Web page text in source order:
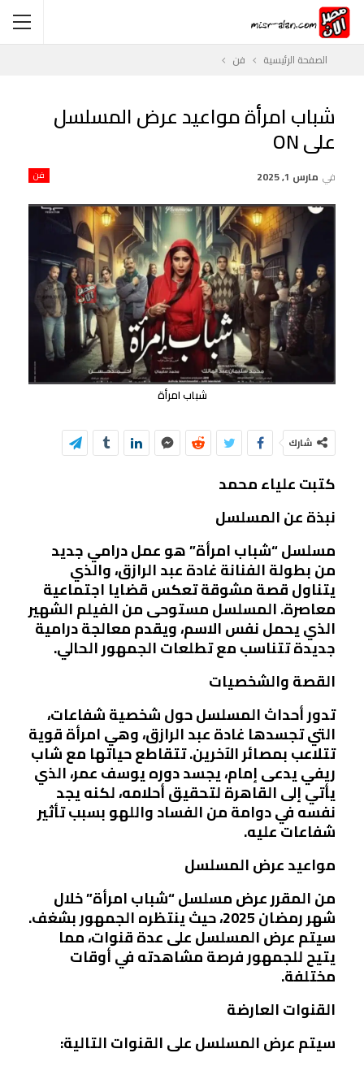
الصفحة الرئيسية فن
شباب امرأة مواعيد عرض المسلسل
على ON
فن في مارس 1, 2025
شباب امرأة
شارك
كتبت علياء محمد
نبذة عن المسلسل
مسلسل “شباب امرأة” هو عمل درامي جديد
من بطولة الفنانة غادة عبد الرازق، والذي
يتناول قصة مشوقة تعكس قضايا اجتماعية
معاصرة. المسلسل مستوحى من الفيلم الشهير
الذي يحمل نفس الاسم، ويقدم معالجة درامية
جديدة تتناسب مع تطلعات الجمهور الحالي.
القصة والشخصيات
تدور أحداث المسلسل حول شخصية شفاعات،
التي تجسدها غادة عبد الرازق، وهي امرأة قوية
تتلاعب بمصائر الآخرين. تتقاطع حياتها مع شاب
ريفي يدعى إمام، يجسد دوره يوسف عمر، الذي
يأتي إلى القاهرة لتحقيق أحلامه، لكنه يجد
نفسه في دوامة من الفساد واللهو بسبب تأثير
شفاعات عليه.
مواعيد عرض المسلسل
من المقرر عرض مسلسل “شباب امرأة” خلال
شهر رمضان 2025، حيث ينتظره الجمهور بشغف.
سيتم عرض المسلسل على عدة قنوات، مما
يتيح للجمهور فرصة مشاهدته في أوقات
مختلفة.
القنوات العارضة
سيتم عرض المسلسل على القنوات التالية: